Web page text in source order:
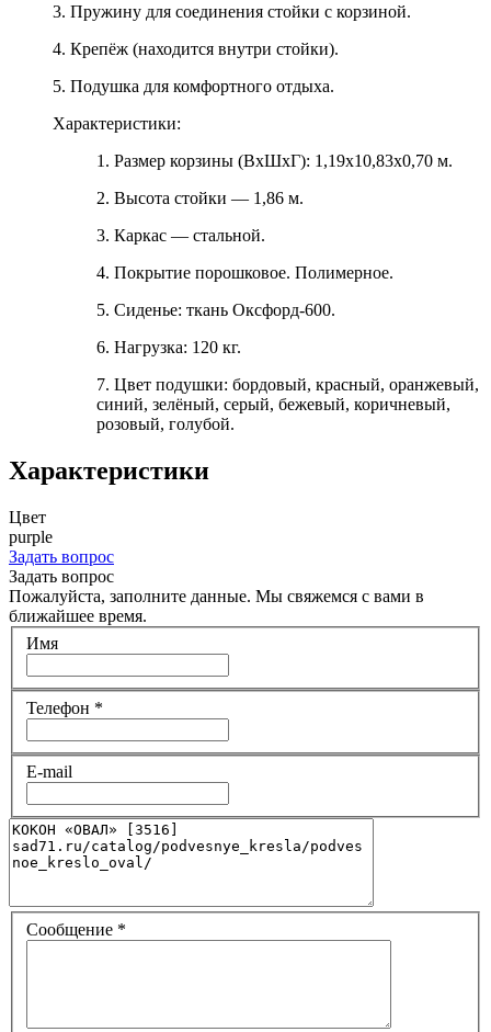
3. Пружину для соединения стойки с корзиной.
4. Крепёж (находится внутри стойки).
5. Подушка для комфортного отдыха.
Характеристики:
1. Размер корзины (ВхШхГ): 1,19х10,83х0,70 м.
2. Высота стойки — 1,86 м.
3. Каркас — стальной.
4. Покрытие порошковое. Полимерное.
5. Сиденье: ткань Оксфорд-600.
6. Нагрузка: 120 кг.
7. Цвет подушки: бордовый, красный, оранжевый,
синий, зелёный, серый, бежевый, коричневый,
розовый, голубой.
Характеристики
Цвет
purple
Задать вопрос
Задать вопрос
Пожалуйста, заполните данные. Мы свяжемся с вами в
ближайшее время.
Имя
Телефон *
E-mail
Сообщение *